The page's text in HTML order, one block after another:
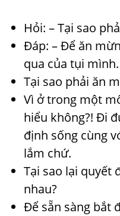
Hỏi: – Tại sao
Đáp: – Để ăn
qua của tụi mình.
Tại sao phải ăn
Vì ở trong một
hiểu không?! Đi
định sống cùng
lắm chứ.
Tại sao lại quyết
nhau?
Để sẵn sàng bắt